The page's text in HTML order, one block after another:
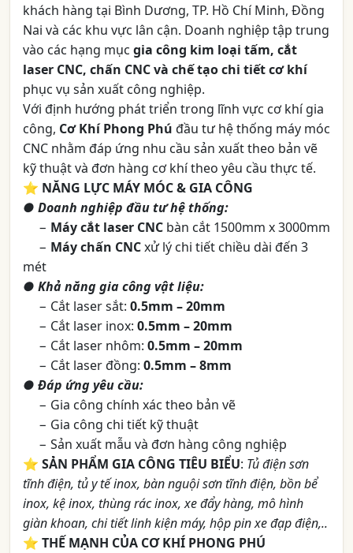
khách hàng tại Bình Dương, TP. Hồ Chí Minh, Đồng
Nai và các khu vực lân cận. Doanh nghiệp tập trung
vào các hạng mục gia công kim loại tấm, cắt
laser CNC, chấn CNC và chế tạo chi tiết cơ khí
phục vụ sản xuất công nghiệp.
Với định hướng phát triển trong lĩnh vực cơ khí gia
công, Cơ Khí Phong Phú đầu tư hệ thống máy móc
CNC nhằm đáp ứng nhu cầu sản xuất theo bản vẽ
kỹ thuật và đơn hàng cơ khí theo yêu cầu thực tế.
⭐️ NĂNG LỰC MÁY MÓC & GIA CÔNG
● Doanh nghiệp đầu tư hệ thống:
− Máy cắt laser CNC bàn cắt 1500mm x 3000mm
− Máy chấn CNCxử lý chi tiết chiều dài đến 3
mét
● Khả năng gia công vật liệu:
− Cắt laser sắt: 0.5mm – 20mm
− Cắt laser inox: 0.5mm – 20mm
− Cắt laser nhôm: 0.5mm – 20mm
− Cắt laser đồng: 0.5mm – 8mm
● Đáp ứng yêu cầu:
− Gia công chính xác theo bản vẽ
− Gia công chi tiết kỹ thuật
− Sản xuất mẫu và đơn hàng công nghiệp
⭐️ SẢN PHẨM GIA CÔNG TIÊU BIỂU: Tủ điện sơn
tĩnh điện, tủ y tế inox, bàn nguội sơn tĩnh điện, bồn bể
inox, kệ inox, thùng rác inox, xe đẩy hàng, mô hình
giàn khoan, chi tiết linh kiện máy, hộp pin xe đạp điện,..
⭐️ THẾ MẠNH CỦA CƠ KHÍ PHONG PHÚ